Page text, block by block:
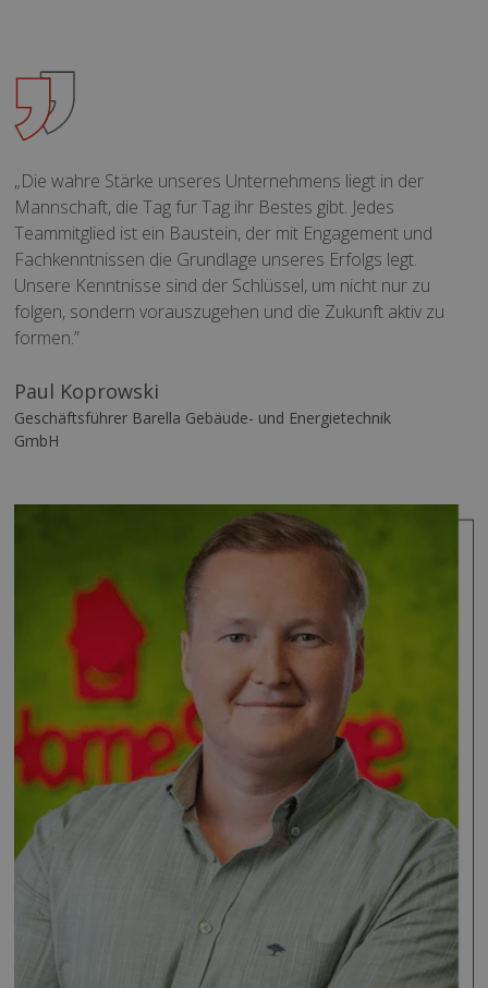
„Die wahre Stärke unseres Unternehmens liegt in der
Mannschaft, die Tag für Tag ihr Bestes gibt. Jedes
Teammitglied ist ein Baustein, der mit Engagement und
Fachkenntnissen die Grundlage unseres Erfolgs legt.
Unsere Kenntnisse sind der Schlüssel, um nicht nur zu
folgen, sondern vorauszugehen und die Zukunft aktiv zu
formen.”
Paul Koprowski
Geschäftsführer Barella Gebäude- und Energietechnik
GmbH